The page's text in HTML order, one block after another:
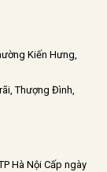
Kiến Hưng,
Thượng Đình,
Hà Nội Cấp ngày